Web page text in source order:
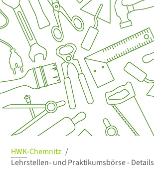
HWK-Chemnitz
Lehrstellen- und Praktikumsbörse - Details